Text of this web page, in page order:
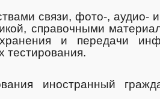
связи, фото-, аудио-
справочными
и передачи
тестирования.
иностранный